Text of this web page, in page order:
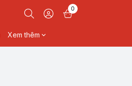
0
Xem thêm